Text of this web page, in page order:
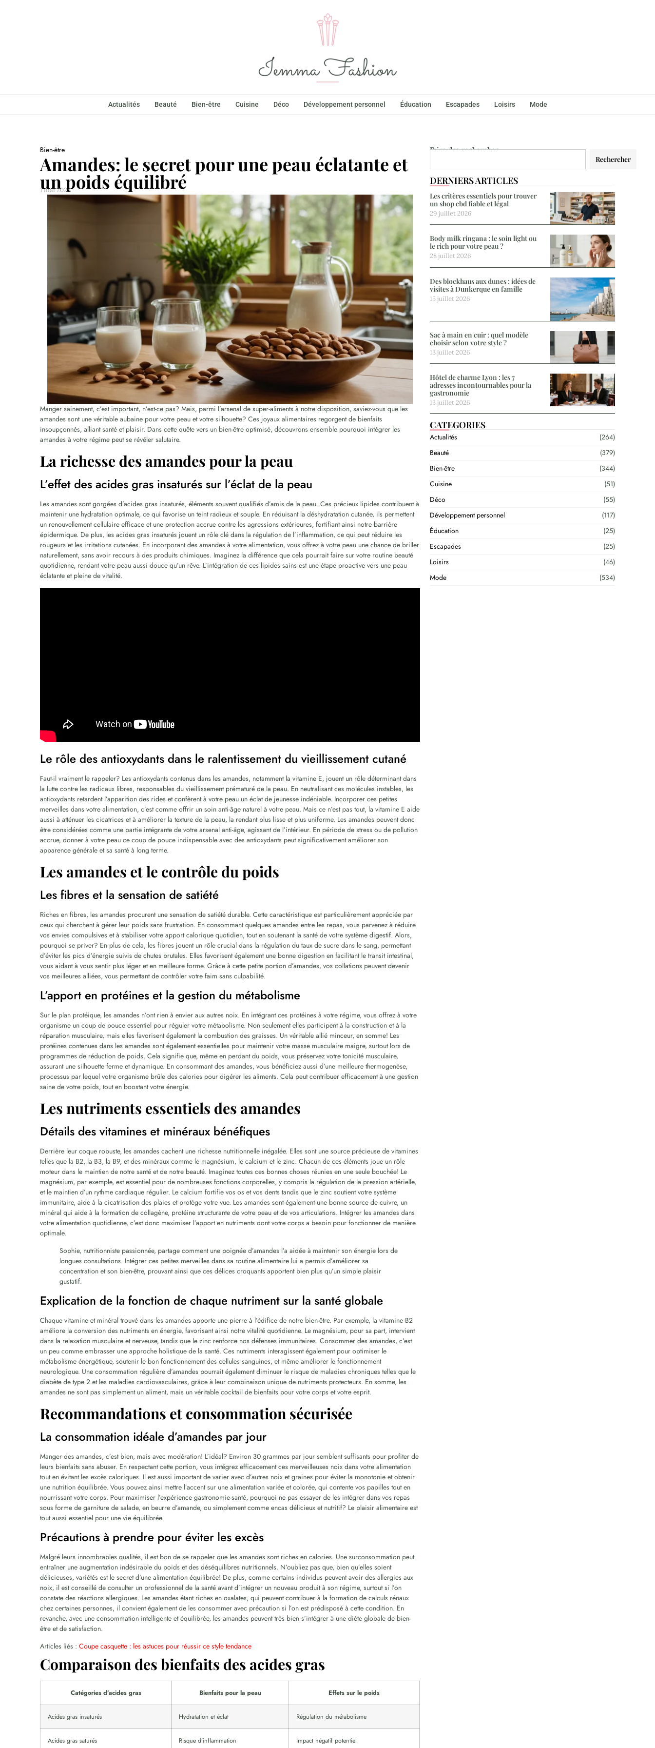
Actualités Beauté Bien-être Cuisine Déco Développement personnel Éducation Escapades Loisirs Mode
Faire des recherches
Rechercher
DERNIERS ARTICLES
Les critères essentiels pour trouver
un shop cbd fiable et légal
29 juillet 2026
Body milk ringana : le soin light ou
le rich pour votre peau ?
28 juillet 2026
Des blockhaus aux dunes : idées de
visites à Dunkerque en famille
15 juillet 2026
Sac à main en cuir : quel modèle
choisir selon votre style ?
13 juillet 2026
Hôtel de charme Lyon : les 7
adresses incontournables pour la
gastronomie
13 juillet 2026
CATEGORIES
Actualités
(264)
Beauté
(379)
Bien-être
(344)
Cuisine
(51)
Déco
(55)
Développement personnel
(117)
Éducation
(25)
Escapades
(25)
Loisirs
(46)
Mode
(534)
Bien-être
Amandes: le secret pour une peau éclatante et
un poids équilibré
1 mai 2025
Manger sainement, c’est important, n’est-ce pas? Mais, parmi l’arsenal de super-aliments à notre disposition, saviez-vous que les
amandes sont une véritable aubaine pour votre peau et votre silhouette? Ces joyaux alimentaires regorgent de bienfaits
insoupçonnés, alliant santé et plaisir. Dans cette quête vers un bien-être optimisé, découvrons ensemble pourquoi intégrer les
amandes à votre régime peut se révéler salutaire.
La richesse des amandes pour la peau
L’effet des acides gras insaturés sur l’éclat de la peau
Les amandes sont gorgées d’acides gras insaturés, éléments souvent qualifiés d’amis de la peau. Ces précieux lipides contribuent à
maintenir une hydratation optimale, ce qui favorise un teint radieux et souple. En réduisant la déshydratation cutanée, ils permettent
un renouvellement cellulaire efficace et une protection accrue contre les agressions extérieures, fortifiant ainsi notre barrière
épidermique. De plus, les acides gras insaturés jouent un rôle clé dans la régulation de l’inflammation, ce qui peut réduire les
rougeurs et les irritations cutanées. En incorporant des amandes à votre alimentation, vous offrez à votre peau une chance de briller
naturellement, sans avoir recours à des produits chimiques. Imaginez la différence que cela pourrait faire sur votre routine beauté
quotidienne, rendant votre peau aussi douce qu’un rêve. L’intégration de ces lipides sains est une étape proactive vers une peau
éclatante et pleine de vitalité.
Le rôle des antioxydants dans le ralentissement du vieillissement cutané
Faut-il vraiment le rappeler? Les antioxydants contenus dans les amandes, notamment la vitamine E, jouent un rôle déterminant dans
la lutte contre les radicaux libres, responsables du vieillissement prématuré de la peau. En neutralisant ces molécules instables, les
antioxydants retardent l’apparition des rides et confèrent à votre peau un éclat de jeunesse indéniable. Incorporer ces petites
merveilles dans votre alimentation, c’est comme offrir un soin anti-âge naturel à votre peau. Mais ce n’est pas tout, la vitamine E aide
aussi à atténuer les cicatrices et à améliorer la texture de la peau, la rendant plus lisse et plus uniforme. Les amandes peuvent donc
être considérées comme une partie intégrante de votre arsenal anti-âge, agissant de l’intérieur. En période de stress ou de pollution
accrue, donner à votre peau ce coup de pouce indispensable avec des antioxydants peut significativement améliorer son
apparence générale et sa santé à long terme.
Les amandes et le contrôle du poids
Les fibres et la sensation de satiété
Riches en fibres, les amandes procurent une sensation de satiété durable. Cette caractéristique est particulièrement appréciée par
ceux qui cherchent à gérer leur poids sans frustration. En consommant quelques amandes entre les repas, vous parvenez à réduire
vos envies compulsives et à stabiliser votre apport calorique quotidien, tout en soutenant la santé de votre système digestif. Alors,
pourquoi se priver? En plus de cela, les fibres jouent un rôle crucial dans la régulation du taux de sucre dans le sang, permettant
d’éviter les pics d’énergie suivis de chutes brutales. Elles favorisent également une bonne digestion en facilitant le transit intestinal,
vous aidant à vous sentir plus léger et en meilleure forme. Grâce à cette petite portion d’amandes, vos collations peuvent devenir
vos meilleures alliées, vous permettant de contrôler votre faim sans culpabilité.
L’apport en protéines et la gestion du métabolisme
Sur le plan protéique, les amandes n’ont rien à envier aux autres noix. En intégrant ces protéines à votre régime, vous offrez à votre
organisme un coup de pouce essentiel pour réguler votre métabolisme. Non seulement elles participent à la construction et à la
réparation musculaire, mais elles favorisent également la combustion des graisses. Un véritable allié minceur, en somme! Les
protéines contenues dans les amandes sont également essentielles pour maintenir votre masse musculaire maigre, surtout lors de
programmes de réduction de poids. Cela signifie que, même en perdant du poids, vous préservez votre tonicité musculaire,
assurant une silhouette ferme et dynamique. En consommant des amandes, vous bénéficiez aussi d’une meilleure thermogenèse,
processus par lequel votre organisme brûle des calories pour digérer les aliments. Cela peut contribuer efficacement à une gestion
saine de votre poids, tout en boostant votre énergie.
Les nutriments essentiels des amandes
Détails des vitamines et minéraux bénéfiques
Derrière leur coque robuste, les amandes cachent une richesse nutritionnelle inégalée. Elles sont une source précieuse de vitamines
telles que la B2, la B3, la B9, et des minéraux comme le magnésium, le calcium et le zinc. Chacun de ces éléments joue un rôle
moteur dans le maintien de notre santé et de notre beauté. Imaginez toutes ces bonnes choses réunies en une seule bouchée! Le
magnésium, par exemple, est essentiel pour de nombreuses fonctions corporelles, y compris la régulation de la pression artérielle,
et le maintien d’un rythme cardiaque régulier. Le calcium fortifie vos os et vos dents tandis que le zinc soutient votre système
immunitaire, aide à la cicatrisation des plaies et protège votre vue. Les amandes sont également une bonne source de cuivre, un
minéral qui aide à la formation de collagène, protéine structurante de votre peau et de vos articulations. Intégrer les amandes dans
votre alimentation quotidienne, c’est donc maximiser l’apport en nutriments dont votre corps a besoin pour fonctionner de manière
optimale.
Sophie, nutritionniste passionnée, partage comment une poignée d’amandes l’a aidée à maintenir son énergie lors de
longues consultations. Intégrer ces petites merveilles dans sa routine alimentaire lui a permis d’améliorer sa
concentration et son bien-être, prouvant ainsi que ces délices croquants apportent bien plus qu’un simple plaisir
gustatif.
Explication de la fonction de chaque nutriment sur la santé globale
Chaque vitamine et minéral trouvé dans les amandes apporte une pierre à l’édifice de notre bien-être. Par exemple, la vitamine B2
améliore la conversion des nutriments en énergie, favorisant ainsi notre vitalité quotidienne. Le magnésium, pour sa part, intervient
dans la relaxation musculaire et nerveuse, tandis que le zinc renforce nos défenses immunitaires. Consommer des amandes, c’est
un peu comme embrasser une approche holistique de la santé. Ces nutriments interagissent également pour optimiser le
métabolisme énergétique, soutenir le bon fonctionnement des cellules sanguines, et même améliorer le fonctionnement
neurologique. Une consommation régulière d’amandes pourrait également diminuer le risque de maladies chroniques telles que le
diabète de type 2 et les maladies cardiovasculaires, grâce à leur combinaison unique de nutriments protecteurs. En somme, les
amandes ne sont pas simplement un aliment, mais un véritable cocktail de bienfaits pour votre corps et votre esprit.
Recommandations et consommation sécurisée
La consommation idéale d’amandes par jour
Manger des amandes, c’est bien, mais avec modération! L’idéal? Environ 30 grammes par jour semblent suffisants pour profiter de
leurs bienfaits sans abuser. En respectant cette portion, vous intégrez efficacement ces merveilleuses noix dans votre alimentation
tout en évitant les excès caloriques. Il est aussi important de varier avec d’autres noix et graines pour éviter la monotonie et obtenir
une nutrition équilibrée. Vous pouvez ainsi mettre l’accent sur une alimentation variée et colorée, qui contente vos papilles tout en
nourrissant votre corps. Pour maximiser l’expérience gastronomie-santé, pourquoi ne pas essayer de les intégrer dans vos repas
sous forme de garniture de salade, en beurre d’amande, ou simplement comme encas délicieux et nutritif? Le plaisir alimentaire est
tout aussi essentiel pour une vie équilibrée.
Précautions à prendre pour éviter les excès
Malgré leurs innombrables qualités, il est bon de se rappeler que les amandes sont riches en calories. Une surconsommation peut
entraîner une augmentation indésirable du poids et des déséquilibres nutritionnels. N’oubliez pas que, bien qu’elles soient
délicieuses, variétés est le secret d’une alimentation équilibrée! De plus, comme certains individus peuvent avoir des allergies aux
noix, il est conseillé de consulter un professionnel de la santé avant d’intégrer un nouveau produit à son régime, surtout si l’on
constate des réactions allergiques. Les amandes étant riches en oxalates, qui peuvent contribuer à la formation de calculs rénaux
chez certaines personnes, il convient également de les consommer avec précaution si l’on est prédisposé à cette condition. En
revanche, avec une consommation intelligente et équilibrée, les amandes peuvent très bien s’intégrer à une diète globale de bien-
être et de satisfaction.
Articles liés :Coupe casquette : les astuces pour réussir ce style tendance
Comparaison des bienfaits des acides gras
Catégories d’acides gras Bienfaits pour la peau Effets sur le poids
Acides gras insaturés Hydratation et éclat Régulation du métabolisme
Acides gras saturés Risque d’inflammation Impact négatif potentiel